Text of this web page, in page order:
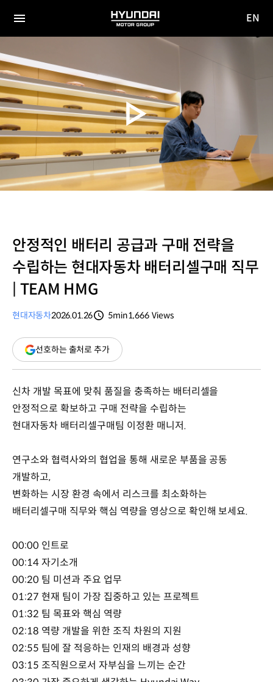
전체
HYUNDAI
MOTOR
EN
안정적인 배터리 공급과 구매 전략을
수립하는 현대자동차 배터리셀구매 직무
| TEAM HMG
현대자동차2026.01.26
5min1,666 Views
선호하는 출처로 추가(새
창
신차 개발 목표에 맞춰 품질을 충족하는 배터리셀을
안정적으로 확보하고 구매 전략을 수립하는
현대자동차 배터리셀구매팀 이정환 매니저.
연구소와 협력사와의 협업을 통해 새로운 부품을 공동
개발하고,
변화하는 시장 환경 속에서 리스크를 최소화하는
배터리셀구매 직무와 핵심 역량을 영상으로 확인해 보세요.
00:00 인트로
00:14 자기소개
00:20 팀 미션과 주요 업무
01:27 현재 팀이 가장 집중하고 있는 프로젝트
01:32 팀 목표와 핵심 역량
02:18 역량 개발을 위한 조직 차원의 지원
02:55 팀에 잘 적응하는 인재의 배경과 성향
03:15 조직원으로서 자부심을 느끼는 순간